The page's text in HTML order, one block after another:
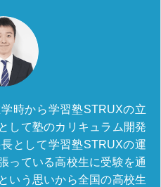
時から学習塾STRUXの立
して塾のカリキュラム開発
として学習塾STRUXの運
っている高校生に受験を通
いう思いから全国の高校生